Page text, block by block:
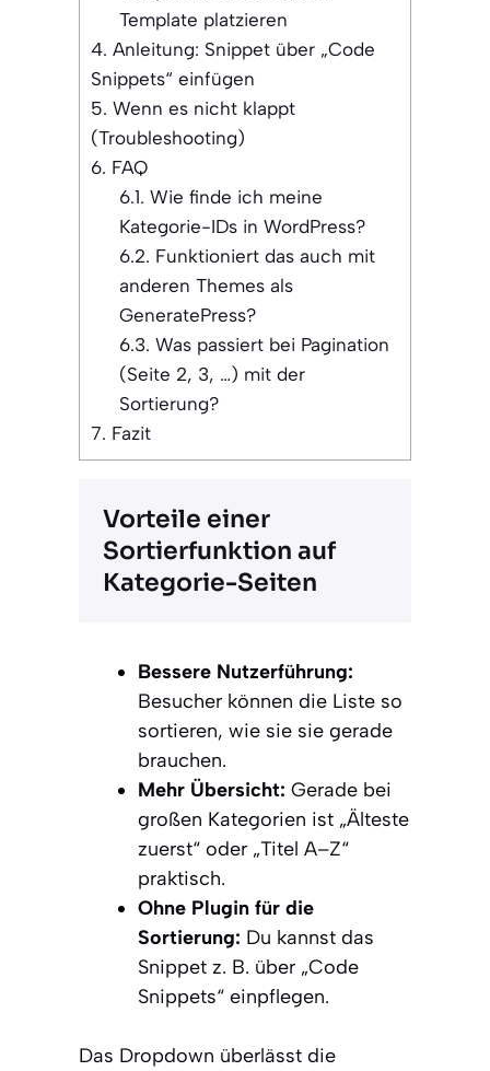
Template platzieren
4. Anleitung: Snippet über „Code
Snippets“ einfügen
5. Wenn es nicht klappt
(Troubleshooting)
6. FAQ
6.1. Wie finde ich meine
Kategorie-IDs in WordPress?
6.2. Funktioniert das auch mit
anderen Themes als
GeneratePress?
6.3. Was passiert bei Pagination
(Seite 2, 3, …) mit der
Sortierung?
7. Fazit
Vorteile einer
Sortierfunktion auf
Kategorie-Seiten
Bessere Nutzerführung:
Besucher können die Liste so
sortieren, wie sie sie gerade
brauchen.
Mehr Übersicht: Gerade bei
großen Kategorien ist „Älteste
zuerst“ oder „Titel A–Z“
praktisch.
Ohne Plugin für die
Sortierung: Du kannst das
Snippet z. B. über „Code
Snippets“ einpflegen.
Das Dropdown überlässt die